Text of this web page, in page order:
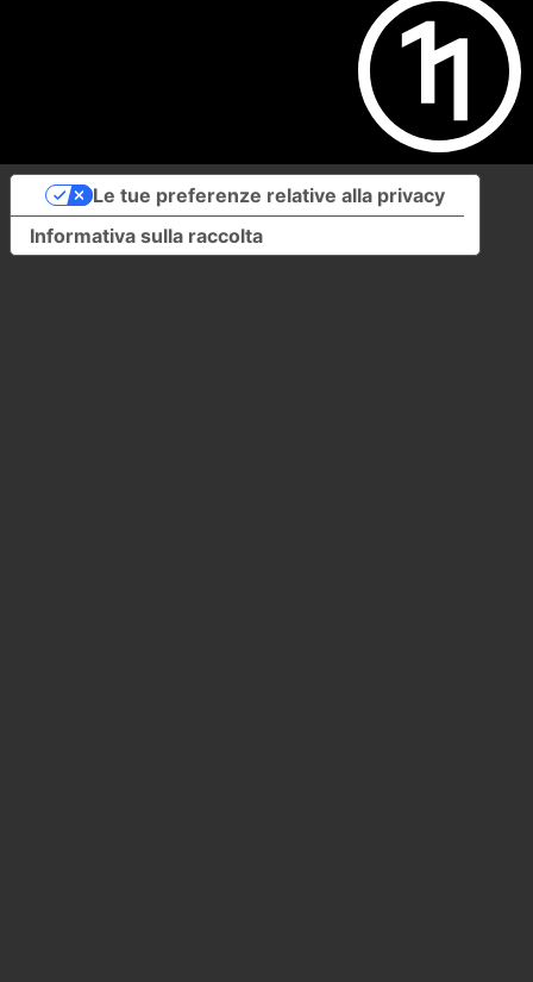
Informativa sulla raccolta
Le tue preferenze relative alla privacy